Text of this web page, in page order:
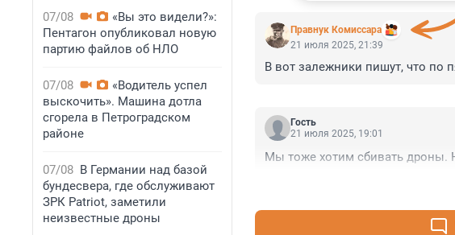
07/08
«Вы это видели?»:
Пентагон опубликовал новую
партию файлов об НЛО
07/08
«Водитель успел
выскочить». Машина дотла
сгорела в Петроградском
районе
07/08 В Германии над базой
бундесвера, где обслуживают
ЗРК Patriot, заметили
неизвестные дроны
Правнук Комиссара
21 июля 2025, 21:39
В вот залежники пишут, что по
Гость
21 июля 2025, 19:01
Мы тоже хотим сбивать дроны.